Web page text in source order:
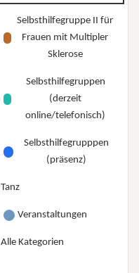
Selbsthilfegruppe II für
Frauen mit Multipler
Sklerose
Selbsthilfegruppen
(derzeit
online/telefonisch)
Selbsthilfegrupppen
(präsenz)
Tanz
Veranstaltungen
Alle Kategorien